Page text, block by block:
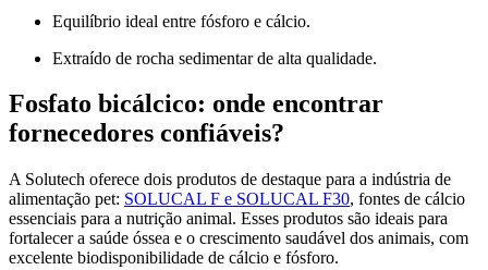
Equilíbrio ideal entre fósforo e cálcio.
Extraído de rocha sedimentar de alta qualidade.
Fosfato bicálcico: onde encontrar
fornecedores confiáveis?
A Solutech oferece dois produtos de destaque para a indústria de
alimentação pet: SOLUCAL F e SOLUCAL F30, fontes de cálcio
essenciais para a nutrição animal. Esses produtos são ideais para
fortalecer a saúde óssea e o crescimento saudável dos animais, com
excelente biodisponibilidade de cálcio e fósforo.